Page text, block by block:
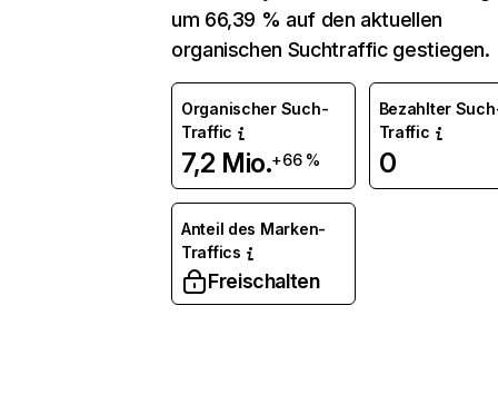
um 66,39 % auf den aktuellen
organischen Suchtraffic gestiegen.
Organischer Such-
Traffic
7,2 Mio.+66 %
Bezahlter
Traffic
0
Anteil des Marken-
Traffics
Freischalten